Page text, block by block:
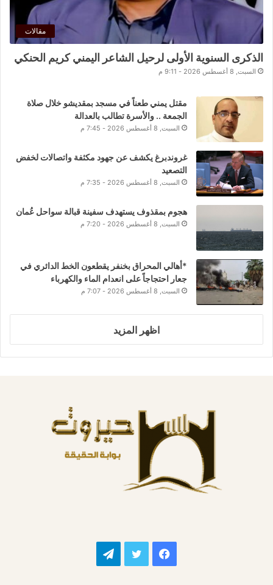
مقالات
الذكرى السنوية الأولى لرحيل الشاعر اليمني كريم الحنكي
السبت, 8 أغسطس 2026 - 9:11 م
مقتل يمني طعناً في مسجد بمقديشو خلال صلاة
الجمعة .. والأسرة تطالب بالعدالة
السبت, 8 أغسطس 2026 - 7:45 م
غروندبرغ يكشف عن جهود مكثفة واتصالات لخفض
التصعيد
السبت, 8 أغسطس 2026 - 7:35 م
هجوم بمقذوف يستهدف سفينة قبالة سواحل عُمان
السبت, 8 أغسطس 2026 - 7:20 م
*أهالي المحراق بخنفر يقطعون الخط الدائري في
جعار احتجاجاً على انعدام الماء والكهرباء
السبت, 8 أغسطس 2026 - 7:07 م
اظهر المزيد
فيسبوك تويتر تيلقرام